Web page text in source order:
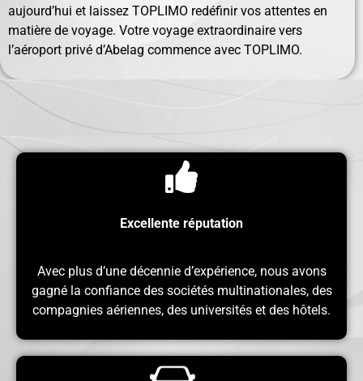
aujourd’hui et laissez TOPLIMO redéfinir vos attentes en
matière de voyage. Votre voyage extraordinaire vers
l’aéroport privé d’Abelag commence avec TOPLIMO.
Excellente réputation
Avec plus d’une décennie d’expérience, nous avons
gagné la confiance des sociétés multinationales, des
compagnies aériennes, des universités et des hôtels.